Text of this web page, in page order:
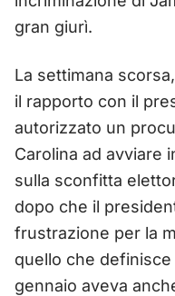
gran giurì.
La settimana
il rapporto con il
autorizzato un
Carolina ad avviare
sulla sconfitta
dopo che il
frustrazione per la
quello che
gennaio aveva